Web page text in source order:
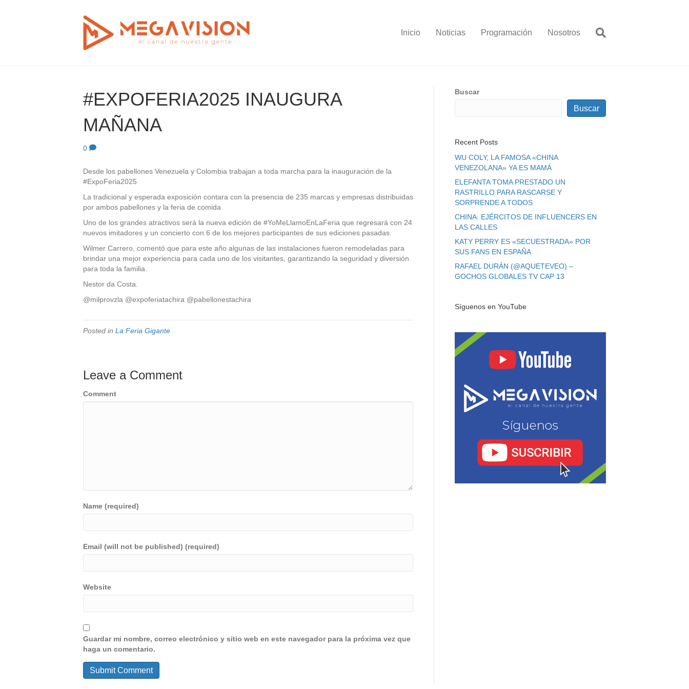
Inicio Noticias Programación Nosotros
#EXPOFERIA2025 INAUGURA
MAÑANA
0
Desde los pabellones Venezuela y Colombia trabajan a toda marcha para la inauguración de la
#ExpoFeria2025
La tradicional y esperada exposición contara con la presencia de 235 marcas y empresas distribuidas
por ambos pabellones y la feria de comida
Uno de los grandes atractivos será la nueva edición de #YoMeLlamoEnLaFeria que regresará con 24
nuevos imitadores y un concierto con 6 de los mejores participantes de sus ediciones pasadas.
Wilmer Carrero, comentó que para este año algunas de las instalaciones fueron remodeladas para
brindar una mejor experiencia para cada uno de los visitantes, garantizando la seguridad y diversión
para toda la familia.
Nestor da Costa.
@milprovzla @expoferiatachira @pabellonestachira
Posted in La Feria Gigante
Leave a Comment
Comment
Name (required)
Email (will not be published) (required)
Website
Guardar mi nombre, correo electrónico y sitio web en este navegador para la próxima vez que
haga un comentario.
Buscar
Buscar
Recent Posts
WU COLY, LA FAMOSA «CHINA
VENEZOLANA» YA ES MAMÁ
ELEFANTA TOMA PRESTADO UN
RASTRILLO PARA RASCARSE Y
SORPRENDE A TODOS
CHINA: EJÉRCITOS DE INFLUENCERS EN
LAS CALLES
KATY PERRY ES «SECUESTRADA» POR
SUS FANS EN ESPAÑA
RAFAEL DURÁN (@AQUETEVEO) –
GOCHOS GLOBALES TV CAP 13
Síguenos en YouTube